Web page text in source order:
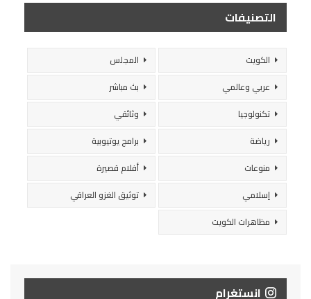
التصنيفات
الكويت
المجلس
عربي وعالمي
بث مباشر
تكنولوجيا
وثائقي
رياضة
برامج يوتيوبية
منوعات
أفلام قصيرة
إسلامي
توثيق الغزو العراقي
مظاهرات الكويت
انستغرام